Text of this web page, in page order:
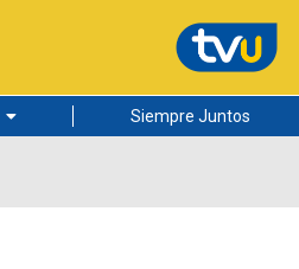
Siempre Juntos